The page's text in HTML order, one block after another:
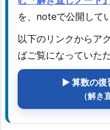
を、noteで公開して
以下のリンクからア
ばご覧になっていた
▶ 算数の復
（解き